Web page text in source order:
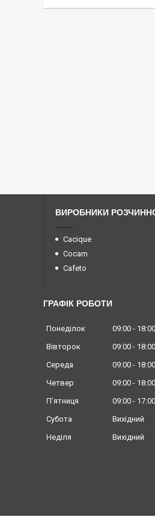
ВИРОБНИКИ
Cacique
Cocam
Cafeto
ГРАФІК РОБОТИ
Понеділок 09:00
18:00
Вівторок
09:00
18:00
Середа
09:00
18:00
Четвер
09:00
18:00
Пʼятниця
09:00
17:00
Субота
Вихідний
Неділя
Вихідний